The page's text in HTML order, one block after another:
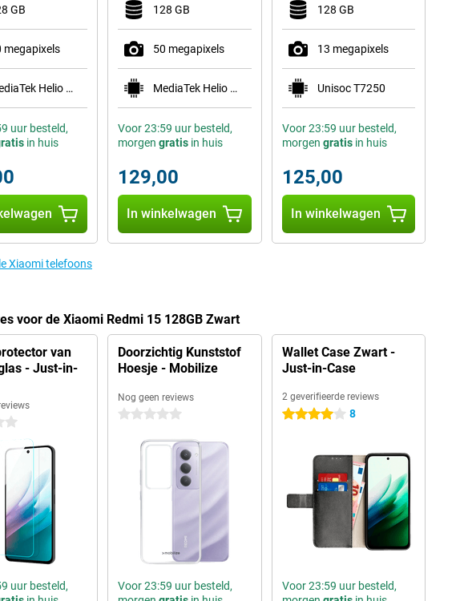
GB
megapixels
MediaTek Helio G81 Ultra
uur besteld,
in huis
128 GB
50 megapixels
MediaTek Helio G81 Ultra
Voor 23:59 uur besteld,
morgen gratisin huis
129,00
In winkelwagen
128 GB
13 megapixels
Unisoc T7250
Voor 23:59 uur besteld,
morgen gratisin huis
125,00
In winkelwagen
Xiaomi telefoons
voor de Xiaomi Redmi 15 128GB Zwart
van
- Just-in-
uur besteld,
Doorzichtig Kunststof
Hoesje - Mobilize
Nog geen reviews
0 sterren
Voor 23:59 uur besteld,
Wallet Case Zwart -
Just-in-Case
2 geverifieerde reviews
4 sterren 8
Voor 23:59 uur besteld,